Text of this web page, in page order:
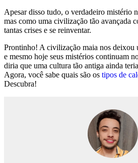
Apesar disso tudo, o verdadeiro mistério
mas como uma civilização tão avançada
tantas crises e se reinventar.
Prontinho! A civilização maia nos deixou
e mesmo hoje seus mistérios continuam
diria que uma cultura tão antiga ainda
Agora, você sabe quais são os tipos de
Descubra!